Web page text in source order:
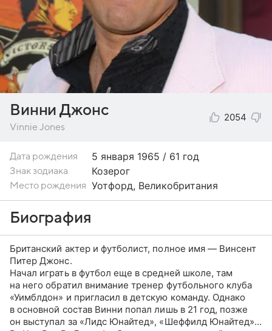
Винни Джонс
Vinnie Jones
2054
Дата рождения 5 января 1965 / 61 год
Знак зодиака Козерог
Место рождения Уотфорд, Великобритания
Биография
Британский актер и футболист, полное имя — Винсент
Питер Джонс.
Начал играть в футбол еще в средней школе, там
на него обратил внимание тренер футбольного клуба
«Уимблдон» и пригласил в детскую команду. Однако
в основной состав Винни попал лишь в 21 год, позже
он выступал за «Лидс Юнайтед», «Шеффилд Юнайтед»